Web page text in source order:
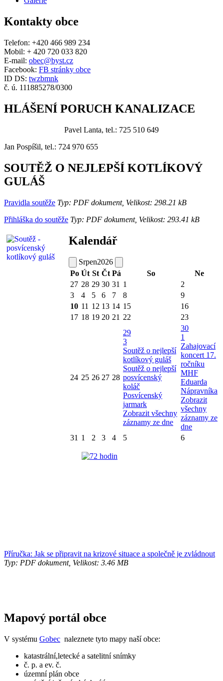
Kontakty obce
Telefon: +420 466 989 234
Mobil: + 420 720 033 820
E-mail: obec@byst.cz
Facebook: FB stránky obce
ID DS: twzbmnk
č. ú. 111885278/0300
HLÁŠENÍ PORUCH KANALIZACE
Pavel Lanta, tel.: 725 510 649
Jan Pospíšil, tel.: 724 970 655
SOUTĚŽ O NEJLEPŠÍ KOTLÍKOVÝ
GULÁŠ
Pravidla soutěže Typ: PDF dokument, Velikost: 298.21 kB
Přihláška do soutěže Typ: PDF dokument, Velikost: 293.41 kB
Kalendář
Srpen2026
Po Út St Čt Pá So
Ne
27 28 29 30 31 1
2
3
4 5 6 7 8
9
10 11 12 13 14 15
16
17 18 19 20 21 22 23
24 25 26 27 28
29
3
Soutěž o nejlepší
kotlíkový guláš
Soutěž o nejlepší
posvícenský
koláč
Posvícenský
jarmark
Zobrazit všechny
záznamy ze dne
30
1
Zahajovací
koncert 17.
ročníku
MHF
Eduarda
Nápravníka
Zobrazit
všechny
záznamy ze
dne
31 1 2 3 4 5 6
Příručka: Jak se připravit na krizové situace a společně je zvládnout
Typ: PDF dokument, Velikost: 3.46 MB
Mapový portál obce
V systému Gobec naleznete tyto mapy naší obce:
katastrální,letecké a satelitní snímky
č. p. a ev. č.
územní plán obce